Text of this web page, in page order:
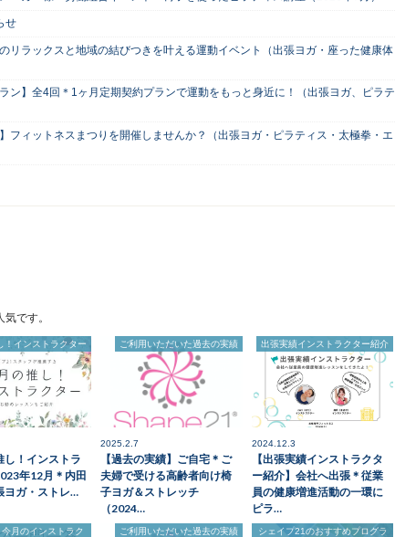
せ
リラックスと地域の結びつきを叶える運動イベント（出張ヨガ・座った健康体
ン】全4回＊1ヶ月定期契約プランで運動をもっと身近に！（出張ヨガ、ピラテ
フィットネスまつりを開催しませんか？（出張ヨガ・ピラティス・太極拳・エ
です。
！インストラクター
し！インストラ
年12月＊内田
ヨガ・ストレ…
ご利用いただいた過去の実績
2025.2.7
【過去の実績】ご自宅＊ご
夫婦で受ける高齢者向け椅
子ヨガ＆ストレッチ
（2024…
出張実績インストラクター紹介
2024.12.3
【出張実績インストラクタ
ー紹介】会社へ出張＊従業
員の健康増進活動の一環に
ピラ…
月のインストラク
ご利用いただいた過去の実績
シェイプ21のおすすめプログラ